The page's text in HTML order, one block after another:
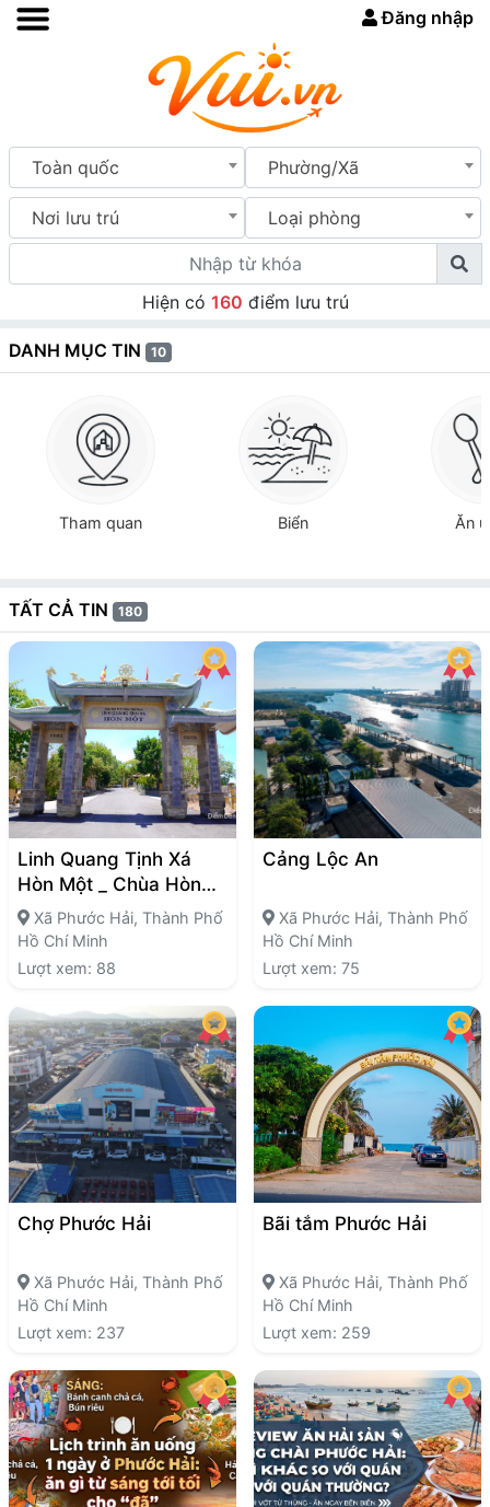
Đăng nhập
Toàn quốc Phường/Xã
Nơi lưu trú Loại phòng
Hiện có 160 điểm lưu trú
DANH MỤC TIN 10
Tham quan Biển Ăn
TẤT CẢ TIN 180
Linh Quang Tịnh Xá
Hòn Một _ Chùa Hòn
MộtXã Phước Hải, Thành Phố
Hồ Chí Minh
Lượt xem: 88
Cảng Lộc An
Xã Phước Hải, Thành Phố
Hồ Chí Minh
Lượt xem: 75
Chợ Phước Hải
Xã Phước Hải, Thành Phố
Hồ Chí Minh
Lượt xem: 237
Bãi tắm Phước Hải
Xã Phước Hải, Thành Phố
Hồ Chí Minh
Lượt xem: 259